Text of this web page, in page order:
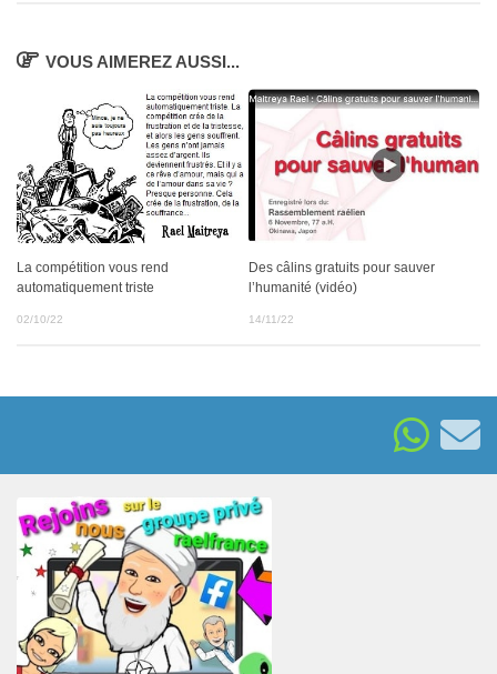
VOUS AIMEREZ AUSSI...
La compétition vous rend
automatiquement triste
02/10/22
Des câlins gratuits pour sauver
l’humanité (vidéo)
14/11/22